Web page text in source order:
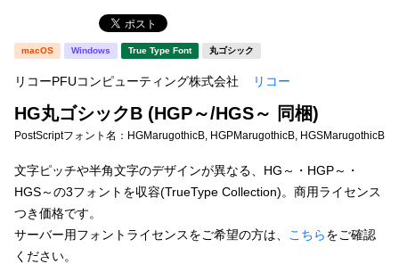
新着一覧
カート
マイページ
お気に入り
タイプフェイス
明朝体
角ゴシック
宋朝体 清朝体
教科書体 行書体
草書体 勘亭流
江戸文字 デザイン毛筆
macOS Windows True Type Font 丸ゴシック
リコーPFUコンピューティング株式会社 リコー
HG丸ゴシックB (HGP～/HGS～ 同梱)
PostScriptフォント名： HGMarugothicB, HGPMarugothicB, HGSMarugothicB
文字ピッチや半角文字のデザインが異なる、HG～・HGP～・
HGS～の3フォントを収容(TrueType Collection)。商用ライセンス
つき価格です。
サーバー用フォントライセンスをご希望の方は、
こちらをご確認
ください。